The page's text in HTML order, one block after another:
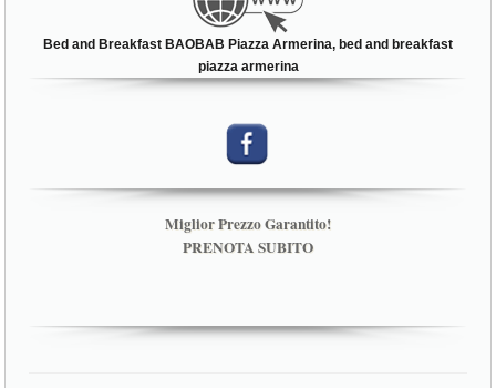
Bed and Breakfast BAOBAB Piazza Armerina, bed and breakfast
piazza armerina
Miglior Prezzo Garantito!
PRENOTA SUBITO